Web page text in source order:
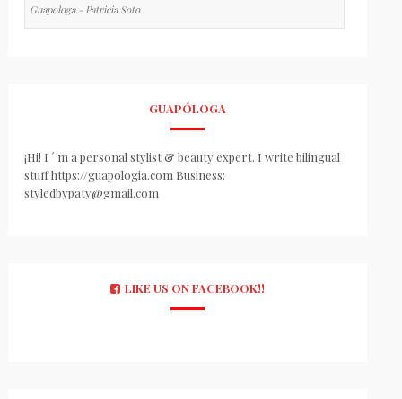
Guapologa - Patricia Soto
GUAPÓLOGA
¡Hi! I ´ m a personal stylist & beauty expert. I write bilingual
stuff https://guapologia.com Business:
styledbypaty@gmail.com
LIKE US ON FACEBOOK!!